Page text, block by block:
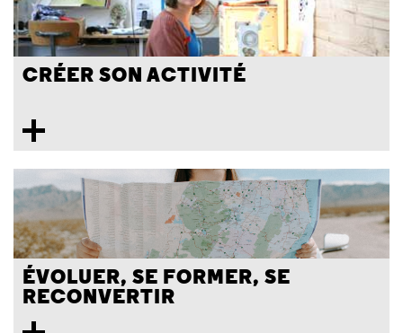
CRÉER SON ACTIVITÉ
ÉVOLUER, SE FORMER, SE
RECONVERTIR